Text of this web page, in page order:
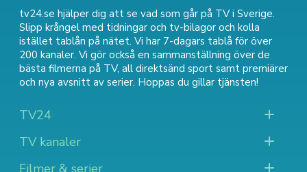
tv24.se hjälper dig att se vad som går på TV i Sverige.
Slipp krångel med tidningar och tv-bilagor och kolla
istället tablån på nätet. Vi har 7-dagars tablå för över
200 kanaler. Vi gör också en sammanställning över de
bästa filmerna på TV, all direktsänd sport samt premiärer
och nya avsnitt av serier. Hoppas du gillar tjänsten!
TV24
TV kanaler
Filmer & serier